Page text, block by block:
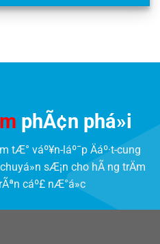
phÃ¢n phá»i
tÆ° váº¥n-láº¯p Äáº·t-cung
sÆ¡n cho hÃ ng trÄm
cáº£ nÆ°á»c